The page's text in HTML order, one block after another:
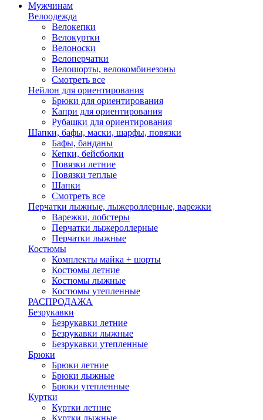
Мужчинам
Велоодежда
Велокепки
Велокуртки
Велоноски
Велоперчатки
Велошорты, велокомбинезоны
Смотреть все
Нейлон для ориентирования
Брюки для ориентирования
Капри для ориентирования
Рубашки для ориентирования
Шапки, бафы, маски, шарфы, повязки
Бафы, банданы
Кепки, бейсболки
Повязки летние
Повязки теплые
Шапки
Смотреть все
Перчатки лыжные, лыжероллерные, варежки
Варежки, лобстеры
Перчатки лыжероллерные
Перчатки лыжные
Костюмы
Комплекты майка + шорты
Костюмы летние
Костюмы лыжные
Костюмы утепленные
РАСПРОДАЖА
Безрукавки
Безрукавки летние
Безрукавки лыжные
Безрукавки утепленные
Брюки
Брюки летние
Брюки лыжные
Брюки утепленные
Куртки
Куртки летние
Куртки лыжные